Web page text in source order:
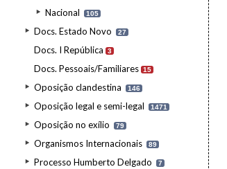
Nacional 105
Docs. Estado Novo 27
Docs. I República 3
Docs. Pessoais/Familiares 15
Oposição clandestina 146
Oposição legal e semi-legal 1471
Oposição no exílio 79
Organismos Internacionais 89
Processo Humberto Delgado 7